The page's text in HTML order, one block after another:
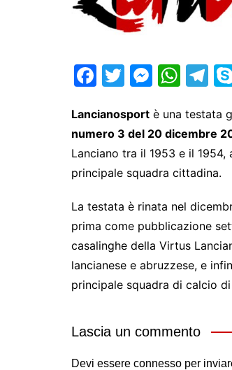
F
c
e
b
o
o
k
T
itt
er
M
s
s
e
n
g
er
W
at
s
A
p
p
T
e
gr
a
m
Lancianosport è una testata
numero 3 del 20 dicembre
Lanciano tra il 1953 e il
principale squadra cittadina.
La testata è rinata nel
prima come pubblicazione
casalinghe della Virtus
lancianese e abruzzese, e
principale squadra di calcio
Lascia un commento
Devi essere connesso per